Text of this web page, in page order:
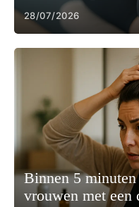
28/07/2026
Binnen 5
vrouwen met een